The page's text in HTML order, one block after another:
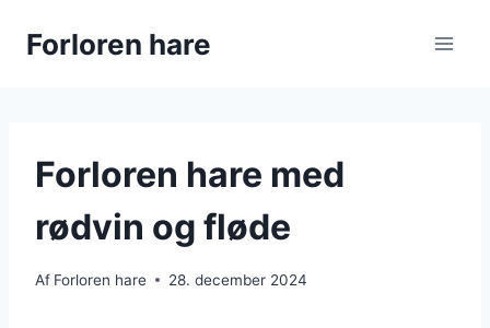
Forloren hare
Forloren hare med
rødvin og fløde
Af Forloren hare 28. december 2024